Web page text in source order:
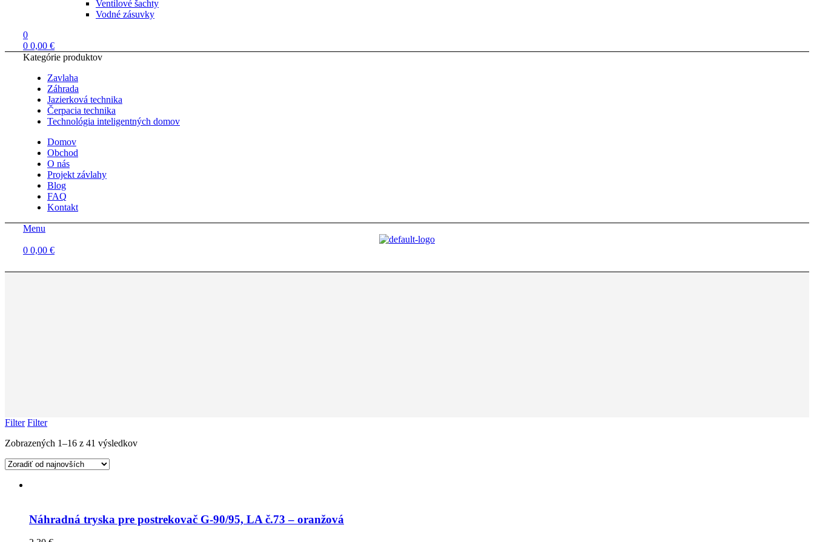
Ventilové šachty
Vodné zásuvky
0
0 0,00 €
Kategórie produktov
Zavlaha
Záhrada
Jazierková technika
Čerpacia technika
Technológia inteligentných domov
Domov
Obchod
O nás
Projekt závlahy
Blog
FAQ
Kontakt
Menu
0 0,00 €
Filter Filter
Zobrazených 1–16 z 41 výsledkov
Náhradná tryska pre postrekovač G-90/95, LA č.73 – oranžová